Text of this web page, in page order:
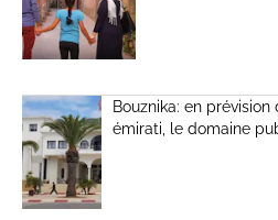
Bouznika: en
émirati, le domaine